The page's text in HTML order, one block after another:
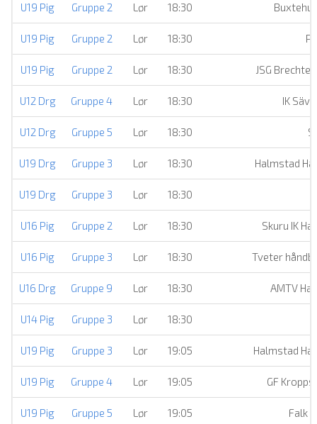
U19 Pig Gruppe 2 Lør 18:30
U19 Pig Gruppe 2 Lør 18:30
U19 Pig Gruppe 2 Lør 18:30 JSG
U12 Drg Gruppe 4 Lør 18:30 IK
U12 Drg Gruppe 5 Lør 18:30
U19 Drg Gruppe 3 Lør 18:30 Halmstad
U19 Drg Gruppe 3 Lør 18:30
U16 Pig Gruppe 2 Lør 18:30 Skuru IK
U16 Pig Gruppe 3 Lør 18:30 Tveter
U16 Drg Gruppe 9 Lør 18:30 AMTV
U14 Pig Gruppe 3 Lør 18:30
U19 Pig Gruppe 3 Lør 19:05 Halmstad
U19 Pig Gruppe 4 Lør 19:05 GF
U19 Pig Gruppe 5 Lør 19:05 Falk